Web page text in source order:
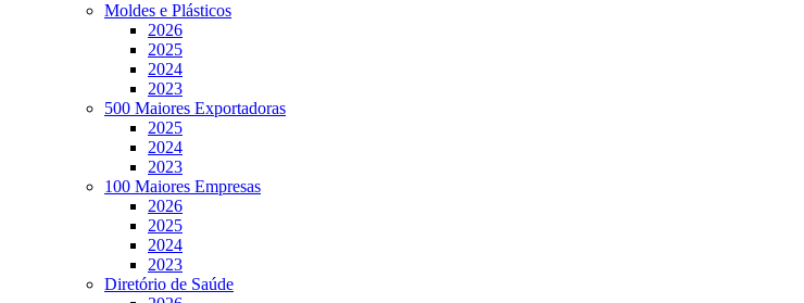
Moldes e Plásticos
2026
2025
2024
2023
500 Maiores Exportadoras
2025
2024
2023
100 Maiores Empresas
2026
2025
2024
2023
Diretório de Saúde